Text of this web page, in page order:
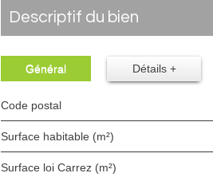
descriptif du bien
Général Détails +
Code postal
Surface habitable (m²)
Surface loi Carrez (m²)